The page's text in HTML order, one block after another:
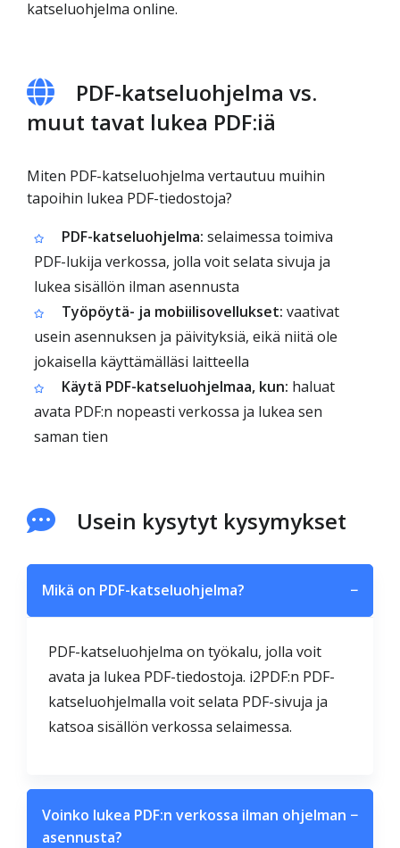
katseluohjelma online.
PDF-katseluohjelma vs.
muut tavat lukea PDF:iä
Miten PDF-katseluohjelma vertautuu muihin
tapoihin lukea PDF-tiedostoja?
PDF-katseluohjelma: selaimessa toimiva
PDF-lukija verkossa, jolla voit selata sivuja ja
lukea sisällön ilman asennusta
Työpöytä- ja mobiilisovellukset: vaativat
usein asennuksen ja päivityksiä, eikä niitä ole
jokaisella käyttämälläsi laitteella
Käytä PDF-katseluohjelmaa, kun: haluat
avata PDF:n nopeasti verkossa ja lukea sen
saman tien
Usein kysytyt kysymykset
Mikä on PDF-katseluohjelma? −
PDF-katseluohjelma on työkalu, jolla voit
avata ja lukea PDF-tiedostoja. i2PDF:n PDF-
katseluohjelmalla voit selata PDF-sivuja ja
katsoa sisällön verkossa selaimessa.
Voinko lukea PDF:n verkossa ilman ohjelman
asennusta?
−